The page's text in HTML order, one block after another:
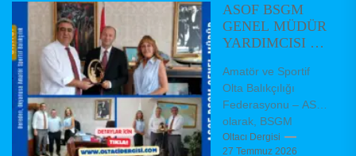
ASOF BSGM
GENEL MÜDÜR
YARDIMCISI VE
BAŞKANLARINI
ZİYARET ETTİ
Amatör ve Sportif
Olta Balıkçılığı
Federasyonu – ASOF
olarak, BSGM
Balıkçılık ve Su
Oltacı Dergisi
27 Temmuz 2026